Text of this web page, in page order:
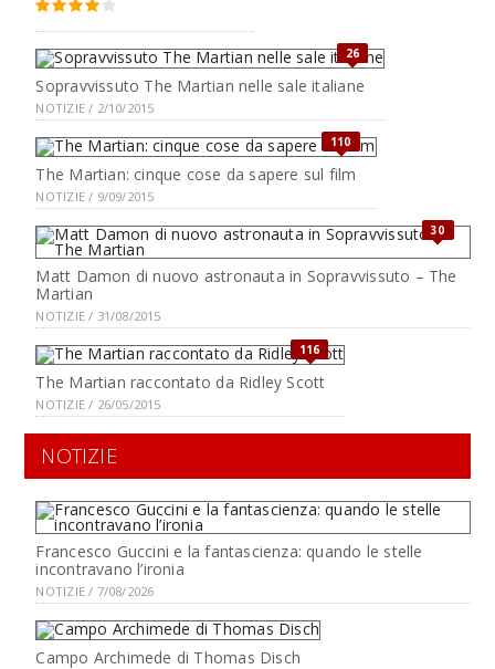
26
Sopravvissuto The Martian nelle sale italiane
NOTIZIE / 2/10/2015
110
The Martian: cinque cose da sapere sul film
NOTIZIE / 9/09/2015
30
Matt Damon di nuovo astronauta in Sopravvissuto – The
Martian
NOTIZIE / 31/08/2015
116
The Martian raccontato da Ridley Scott
NOTIZIE / 26/05/2015
NOTIZIE
Francesco Guccini e la fantascienza: quando le stelle
incontravano l’ironia
NOTIZIE / 7/08/2026
Campo Archimede di Thomas Disch